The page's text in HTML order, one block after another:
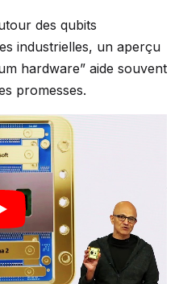
des qubits
industrielles, un aperçu
hardware” aide souvent
promesses.